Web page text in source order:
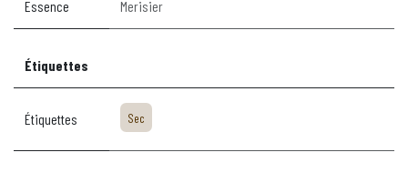
Essence Merisier
Étiquettes
Étiquettes Sec